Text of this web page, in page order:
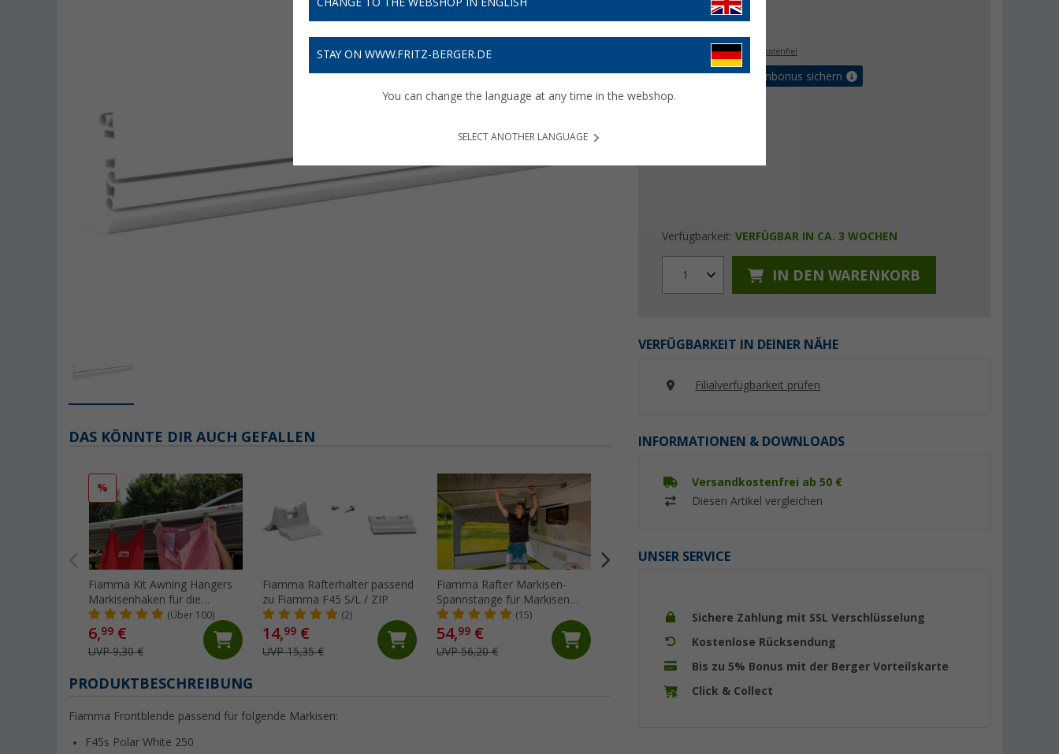
162,- €
Preise inkl. MwSt.,versandkostenfrei
4,86€ Vorteilskartenbonus sichern
Verfügbarkeit: VERFÜGBAR IN CA. 3 WOCHEN
1 IN DEN WARENKORB
VERFÜGBARKEIT IN DEINER NÄHE
Filialverfügbarkeit prüfen
INFORMATIONEN & DOWNLOADS
Versandkostenfrei ab 50 €
Diesen Artikel vergleichen
UNSER SERVICE
Sichere Zahlung mit SSL Verschlüsselung
Kostenlose Rücksendung
Bis zu 5% Bonus mit der Berger Vorteilskarte
Click & Collect
DAS KÖNNTE DIR AUCH GEFALLEN
%
Fiamma Kit Awning Hangers
Markisenhaken für die
Kederschiene
(Über 100)
6,99 €
UVP 9,30 €
Fiamma Rafterhalter passend
zu Fiamma F45 S/L / ZIP
(2)
14,99 €
UVP 15,35 €
Fiamma Rafter Markisen-
Spannstange für Markisen
F45/F80/F65
(15)
54,99 €
UVP 56,20 €
(18)
%
(4)
UVP 54,80 €
PRODUKTBESCHREIBUNG
Fiamma Frontblende passend für folgende Markisen:
F45s Polar White 250
STAY ON WWW.FRITZ-BERGER.DE
You can change the language at any time in the webshop.
SELECT ANOTHER LANGUAGE